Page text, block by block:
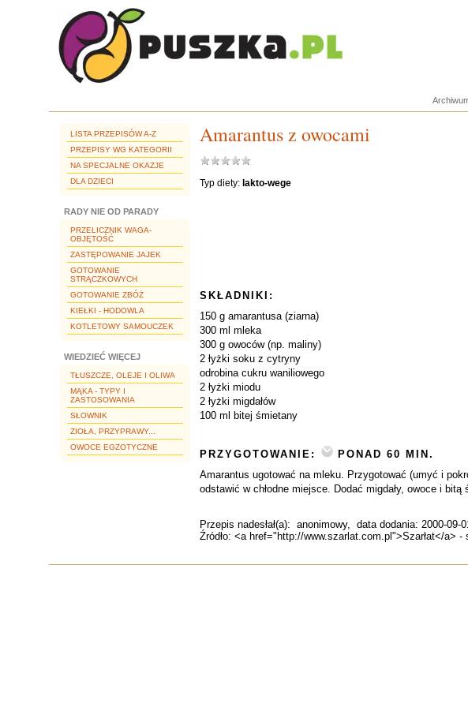
LISTA PRZEPISÓW A-Z
PRZEPISY WG KATEGORII
NA SPECJALNE OKAZJE
DLA DZIECI
RADY NIE OD PARADY
PRZELICZNIK WAGA-
OBJĘTOŚĆ
ZASTĘPOWANIE JAJEK
GOTOWANIE
STRĄCZKOWYCH
GOTOWANIE ZBÓŻ
KIEŁKI - HODOWLA
KOTLETOWY SAMOUCZEK
WIEDZIEĆ WIĘCEJ
TŁUSZCZE, OLEJE I OLIWA
MĄKA - TYPY I
ZASTOSOWANIA
SŁOWNIK
ZIOŁA, PRZYPRAWY...
OWOCE EGZOTYCZNE
Amarantus z owocami
Typ diety: lakto-wege
SKŁADNIKI:
150 g amarantusa (ziarna)
300 ml mleka
300 g owoców (np. maliny)
2 łyżki soku z cytryny
odrobina cukru waniliowego
2 łyżki miodu
2 łyżki migdałów
100 ml bitej śmietany
PRZYGOTOWANIE:
PONAD 60 MIN.
Amarantus ugotować na mleku. Przygotować (umyć i
odstawić w chłodne miejsce. Dodać migdały, owoce i
Przepis nadesłał(a): anonimowy, data dodania: 2000-09-
Źródło: <a href="http://www.szarlat.com.pl">Szarłat</a>